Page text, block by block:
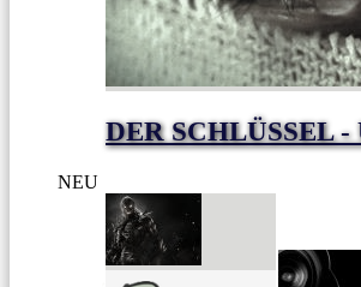
DER SCHLÜSSEL
NEU